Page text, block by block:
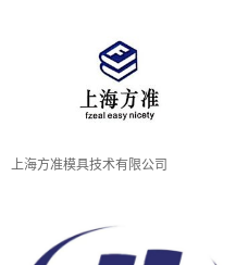
上海方准模具技术有限公司